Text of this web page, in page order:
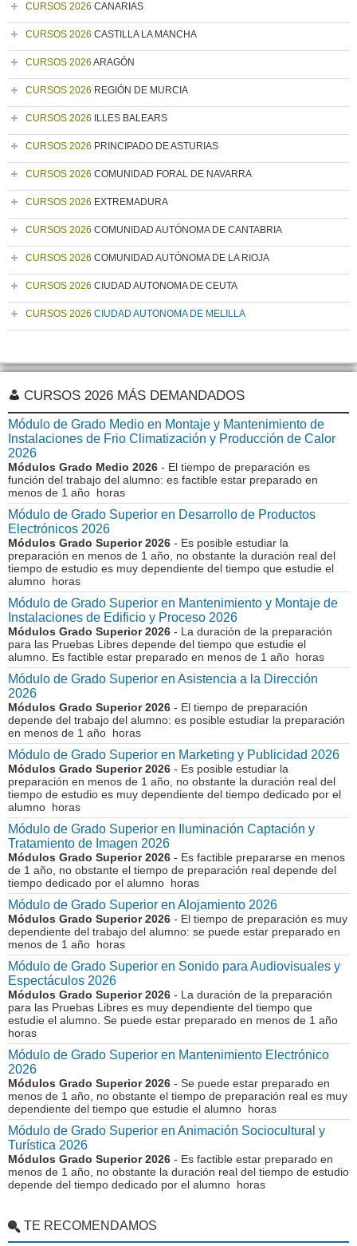
CURSOS 2026 CANARIAS
CURSOS 2026 CASTILLA LA MANCHA
CURSOS 2026 ARAGÓN
CURSOS 2026 REGIÓN DE MURCIA
CURSOS 2026 ILLES BALEARS
CURSOS 2026 PRINCIPADO DE ASTURIAS
CURSOS 2026 COMUNIDAD FORAL DE NAVARRA
CURSOS 2026 EXTREMADURA
CURSOS 2026 COMUNIDAD AUTÓNOMA DE CANTABRIA
CURSOS 2026 COMUNIDAD AUTÓNOMA DE LA RIOJA
CURSOS 2026 CIUDAD AUTONOMA DE CEUTA
CURSOS 2026 CIUDAD AUTONOMA DE MELILLA
CURSOS 2026 MÁS DEMANDADOS
Módulo de Grado Medio en Montaje y Mantenimiento de
Instalaciones de Frio Climatización y Producción de Calor
2026
Módulos Grado Medio 2026 - El tiempo de preparación es
función del trabajo del alumno: es factible estar preparado en
menos de 1 año horas
Módulo de Grado Superior en Desarrollo de Productos
Electrónicos 2026
Módulos Grado Superior 2026 - Es posible estudiar la
preparación en menos de 1 año, no obstante la duración real del
tiempo de estudio es muy dependiente del tiempo que estudie el
alumno horas
Módulo de Grado Superior en Mantenimiento y Montaje de
Instalaciones de Edificio y Proceso 2026
Módulos Grado Superior 2026 - La duración de la preparación
para las Pruebas Libres depende del tiempo que estudie el
alumno. Es factible estar preparado en menos de 1 año horas
Módulo de Grado Superior en Asistencia a la Dirección
2026
Módulos Grado Superior 2026 - El tiempo de preparación
depende del trabajo del alumno: es posible estudiar la preparación
en menos de 1 año horas
Módulo de Grado Superior en Marketing y Publicidad 2026
Módulos Grado Superior 2026 - Es posible estudiar la
preparación en menos de 1 año, no obstante la duración real del
tiempo de estudio es muy dependiente del tiempo dedicado por el
alumno horas
Módulo de Grado Superior en Iluminación Captación y
Tratamiento de Imagen 2026
Módulos Grado Superior 2026 - Es factible prepararse en menos
de 1 año, no obstante el tiempo de preparación real depende del
tiempo dedicado por el alumno horas
Módulo de Grado Superior en Alojamiento 2026
Módulos Grado Superior 2026 - El tiempo de preparación es muy
dependiente del trabajo del alumno: se puede estar preparado en
menos de 1 año horas
Módulo de Grado Superior en Sonido para Audiovisuales y
Espectáculos 2026
Módulos Grado Superior 2026 - La duración de la preparación
para las Pruebas Libres es muy dependiente del tiempo que
estudie el alumno. Se puede estar preparado en menos de 1 año
horas
Módulo de Grado Superior en Mantenimiento Electrónico
2026
Módulos Grado Superior 2026 - Se puede estar preparado en
menos de 1 año, no obstante el tiempo de preparación real es muy
dependiente del tiempo que estudie el alumno horas
Módulo de Grado Superior en Animación Sociocultural y
Turística 2026
Módulos Grado Superior 2026 - Es factible estar preparado en
menos de 1 año, no obstante la duración real del tiempo de estudio
depende del tiempo dedicado por el alumno horas
TE RECOMENDAMOS